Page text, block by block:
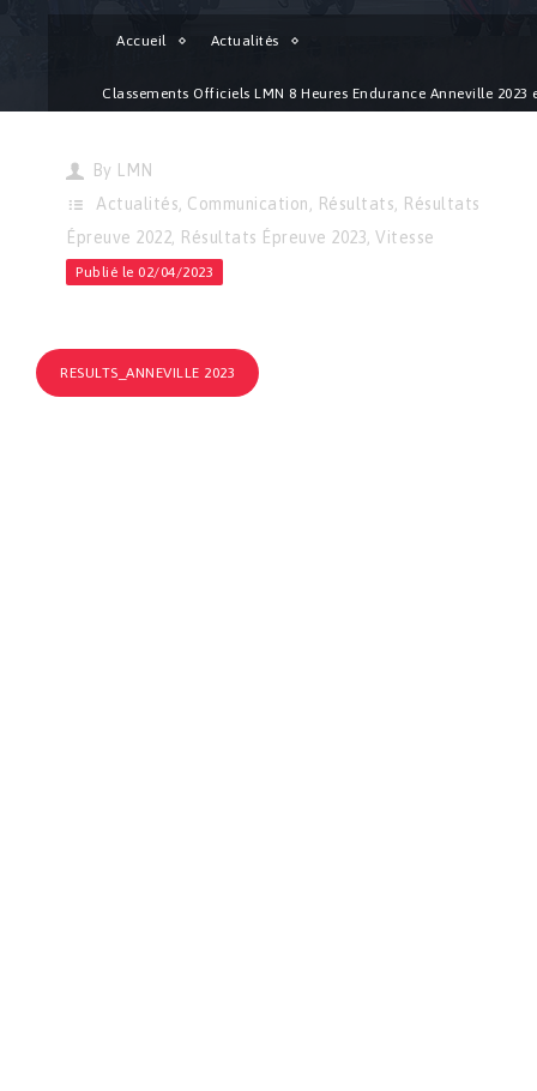
Accueil Actualités
Classements Officiels LMN 8 Heures Endurance Anneville 2023
By
LMN
Actualités Communication Résultats
Résultats
Épreuve 2022
Résultats Épreuve 2023 Vitesse
Publié le 02/04/2023
RESULTS_ANNEVILLE 2023